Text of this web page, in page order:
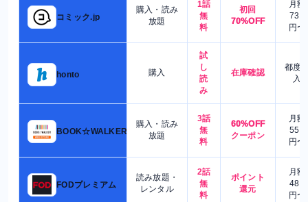
コミック.jp
購入・読み
放題
1話
無
料
初回
70%OFF
月額
730
円〜
honto 購入
試
し
読
み
在庫確認
都度
入
BOOK☆WALKER
購入・読み
放題
3話
無
料
60%OFF
クーポン
月額
550
円〜
FODプレミアム
読み放題・
レンタル
2話
無
料
ポイント
還元
月額
480
円〜